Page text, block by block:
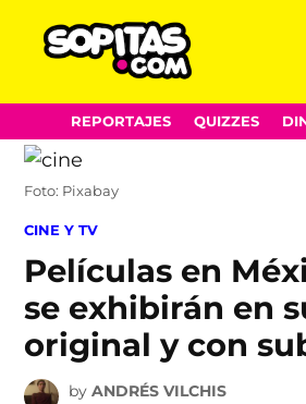
Skip
to
content
REPORTAJES QUIZZES
Foto: Pixabay
POSTED
CINE Y TV
Películas en
se exhibirán en
original y con
by ANDRÉS VILCHIS